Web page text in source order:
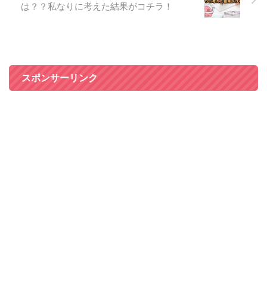
は？？私なりに考えた結果がコチラ！
スポンサーリンク